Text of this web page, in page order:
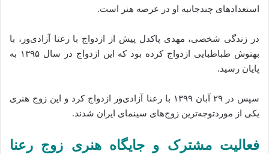
استعدادهای چندجانبه او در عرصه هنر است.
در زندگی شخصی، مهدی پاکدل پیش از ازدواج با رعنا آزادی‌ور، با
بهنوش طباطبایی ازدواج کرده بود که این ازدواج در سال ۱۳۹۵ به
پایان رسید.
سپس در ۲۹ آبان ۱۳۹۹ با رعنا آزادی‌ور ازدواج کرد و این زوج هنری
یکی از موردتوجه‌ترین زوج‌های سینمای ایران شدند.
فعالیت مشترک و جایگاه هنری زوج رعنا